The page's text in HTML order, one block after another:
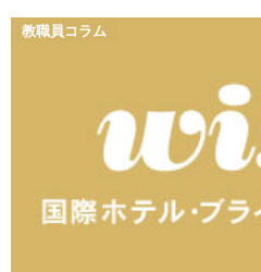
教職員コラム